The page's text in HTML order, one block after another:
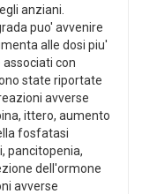
anziani.
puo' avvenire
alle dosi piu'
con
state riportate
avverse
ittero, aumento
fosfatasi
pancitopenia,
dell'ormone
avverse